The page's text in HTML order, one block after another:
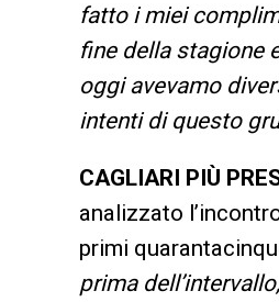
fatto i miei
fine della stagione
oggi avevamo
intenti di questo
CAGLIARI PIÙ
analizzato
primi
prima